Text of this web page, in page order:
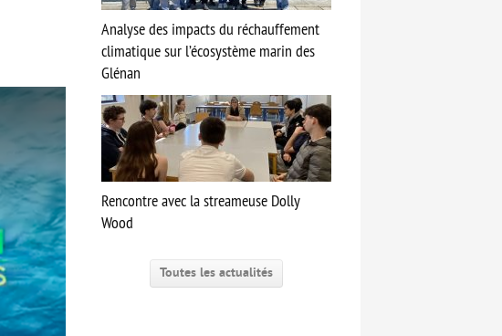
Analyse des impacts du réchauffement
climatique sur l’écosystème marin des
Glénan
Rencontre avec la streameuse Dolly
Wood
Toutes les actualités